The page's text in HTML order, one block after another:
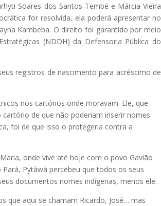
Soares dos Santos Tembé e Márcia Vieira
for resolvida, ela poderá apresentar no
Kambeba. O direito foi garantido por meio
(NDDH) da Defensoria Pública do
registros de nascimento para acréscimo de
nos cartórios onde moravam. Ele, que
de que não poderiam inserir nomes
foi de que isso o protegeria contra a
onde vive até hoje com o povo Gavião
Pytàwà percebeu que todos os seus
documentos nomes indígenas, menos ele.
que aqui se chamam Ricardo, José… mas